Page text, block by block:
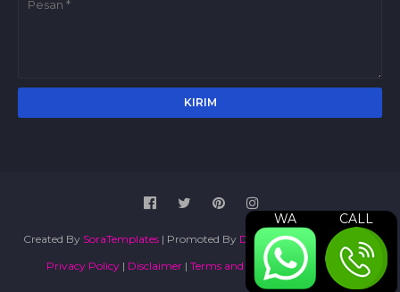
WA CALL
Created By SoraTemplates| Promoted By Digital Marketing Agency
|
Privacy Policy | Disclaimer | Terms and Conditions| Sitemap